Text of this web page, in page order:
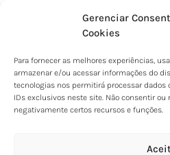
Gerenciar
Cookies
Para fornecer as melhores experiências,
armazenar e/ou acessar informações do
tecnologias nos permitirá processar
IDs exclusivos neste site. Não consentir
negativamente certos recursos e funções.